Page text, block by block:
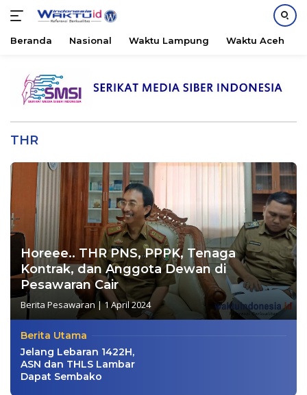
konten
Beranda Nasional Waktu Lampung Waktu Aceh
THR
Horeee.. THR PNS, PPPK, Tenaga
Kontrak, dan Anggota Dewan di
Pesawaran Cair
Berita Pesawaran |1 April 2024
Berita Utama
Jelang Lebaran 1422H,
ASN dan THLS Lambar
Dapat Sembako